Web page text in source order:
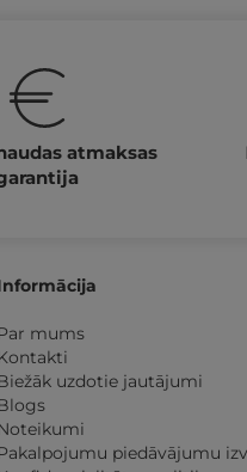
atmaksas
mums
uzdotie jautājumi
piedāvājumu